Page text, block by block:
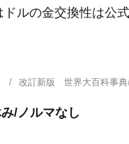
ルの金交換性は公
改訂新版 世界大百科事
/ノルマなし